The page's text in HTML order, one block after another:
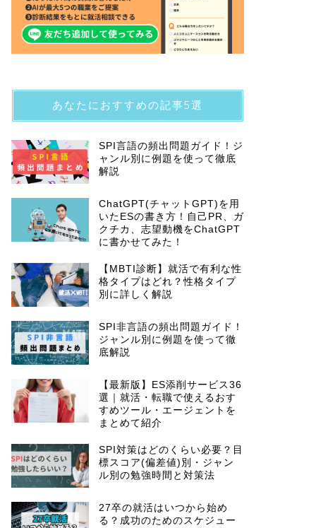
あなたにおすすめの記事5選
SPI言語の頻出問題ガイド！ジ
ャンル別に例題を使って徹底
解説
ChatGPT(チャットGPT)を用
いたESの書き方！自己PR、ガ
クチカ、志望動機をChatGPT
に書かせてみた！
【MBTI診断】就活で有利な性
格タイプはどれ？性格タイプ
別に詳しく解説
SPI非言語の頻出問題ガイド！
ジャンル別に例題を使って徹
底解説
【最新版】ES添削サービス36
選｜就活・転職で使えるおす
すめツール・エージェントを
まとめて紹介
SPI対策はどのくらい必要？目
標スコア(偏差値)別・ジャン
ル別の勉強時間と対策法
27卒の就活はいつから始め
る？成功のためのスケジュー